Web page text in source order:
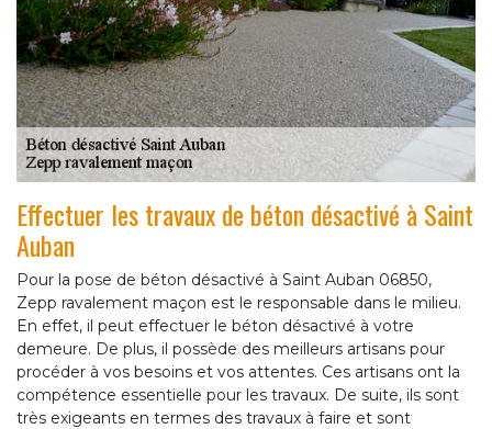
Effectuer les travaux de béton désactivé à Saint
Auban
Pour la pose de béton désactivé à Saint Auban 06850,
Zepp ravalement maçon est le responsable dans le milieu.
En effet, il peut effectuer le béton désactivé à votre
demeure. De plus, il possède des meilleurs artisans pour
procéder à vos besoins et vos attentes. Ces artisans ont la
compétence essentielle pour les travaux. De suite, ils sont
très exigeants en termes des travaux à faire et sont